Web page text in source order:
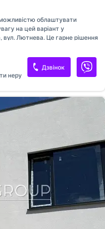
облаштувати
на цей варіант у
вул. Лютнева. Це гарне рішення
• Таунхаус площею 55,8
із газоблоку, 2026 року
• Опалення — електричний
без ремонту, що дозволяє
планування дає
до ваших потреб, а вже
додатковою переваг...
нерухомості
Дзвінок